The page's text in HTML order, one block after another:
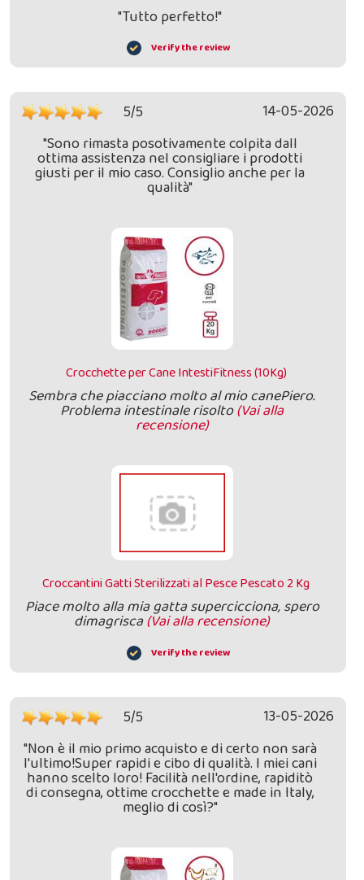
"Tutto perfetto!"
Verify the review
5/5
14-05-2026
"Sono rimasta posotivamente colpita dall
ottima assistenza nel consigliare i prodotti
giusti per il mio caso. Consiglio anche per la
qualità"
Crocchette per Cane IntestiFitness (10Kg)
Sembra che piacciano molto al mio canePiero.
Problema intestinale risolto(Vai alla
recensione)
Croccantini Gatti Sterilizzati al Pesce Pescato 2 Kg
Piace molto alla mia gatta supercicciona, spero
dimagrisca(Vai alla recensione)
Verify the review
5/5
13-05-2026
"Non è il mio primo acquisto e di certo non sarà
l'ultimo!Super rapidi e cibo di qualità. I miei cani
hanno scelto loro! Facilità nell'ordine, rapiditò
di consegna, ottime crocchette e made in Italy,
meglio di così?"